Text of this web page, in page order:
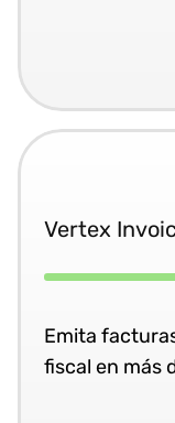
Vertex
Emita
fiscal en más